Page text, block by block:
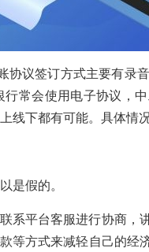
协议签订方式主要有录
常会使用电子协议，
线下都有可能。具体情
是假的。
系平台客服进行协商，
等方式来减轻自己的经